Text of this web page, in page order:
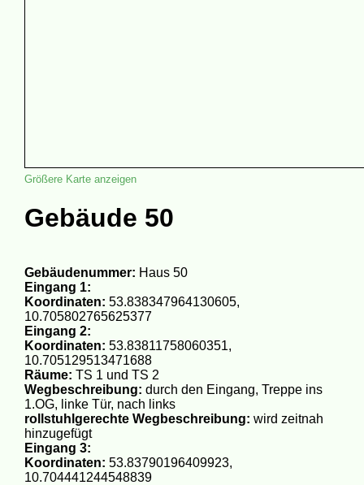
Größere Karte anzeigen
Gebäude 50
Gebäudenummer: Haus 50
Eingang 1:
Koordinaten: 53.838347964130605,
10.705802765625377
Eingang 2:
Koordinaten: 53.83811758060351,
10.705129513471688
Räume: TS 1 und TS 2
Wegbeschreibung: durch den Eingang, Treppe ins
1.OG, linke Tür, nach links
rollstuhlgerechte Wegbeschreibung: wird zeitnah
hinzugefügt
Eingang 3:
Koordinaten: 53.83790196409923,
10.704441244548839